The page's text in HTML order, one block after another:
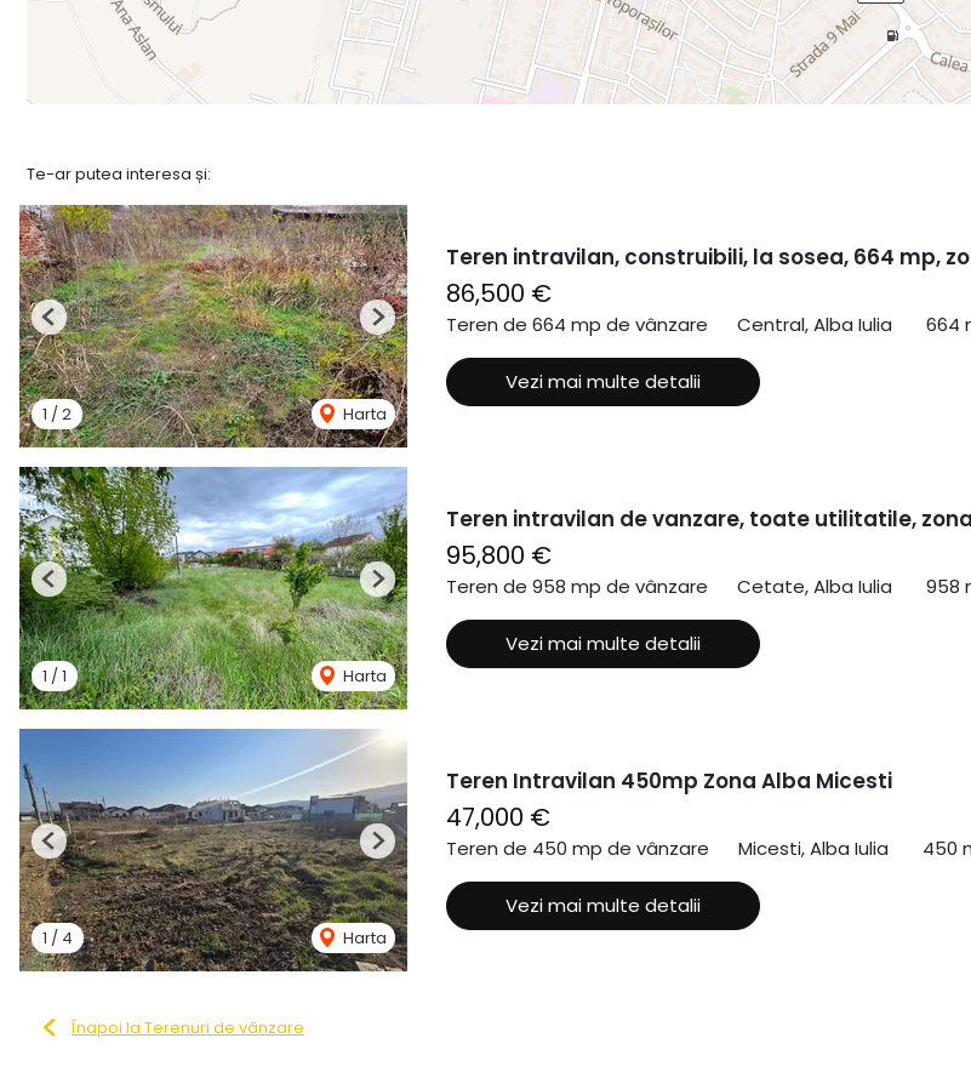
Te-ar putea interesa și:
1 /2 Harta
Previous Next
Teren intravilan, construibili, la sosea, 664 mp,
86,500 €
Teren de 664 mp de vânzare Central, Alba Iulia 664
Vezi mai multe detalii
1 /1 Harta
Previous Next
Teren intravilan de vanzare, toate utilitatile,
95,800 €
Teren de 958 mp de vânzare Cetate, Alba Iulia 958
Vezi mai multe detalii
1 / 4 Harta
Previous Next
Teren Intravilan 450mp Zona Alba Micesti
47,000 €
Teren de 450 mp de vânzare Micesti, Alba Iulia 450
Vezi mai multe detalii
Înapoi la Terenuri de vânzare